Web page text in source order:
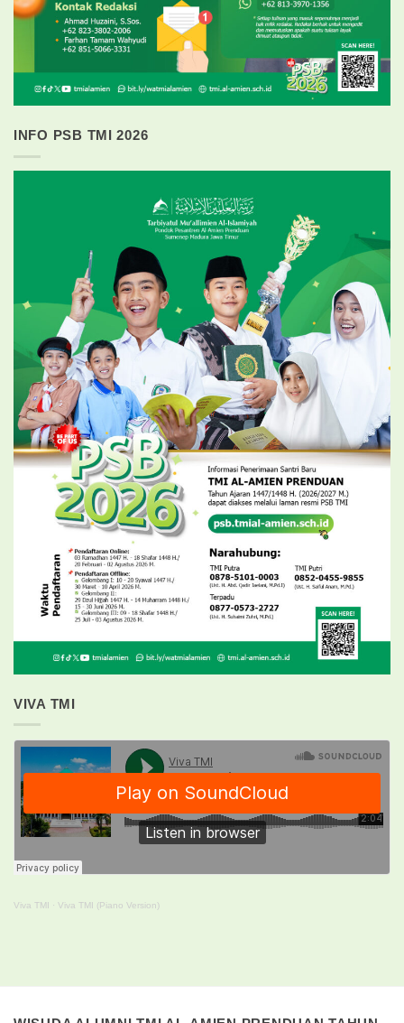
INFO PSB TMI 2026
VIVA TMI
Viva TMI · Viva TMI (Piano Version)